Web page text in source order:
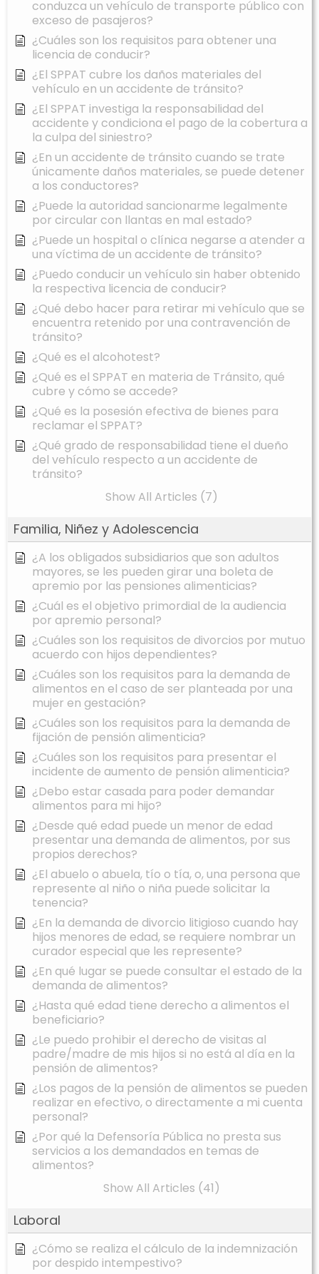
conduzca un vehículo de transporte público con
exceso de pasajeros?
¿Cuáles son los requisitos para obtener una
licencia de conducir?
¿El SPPAT cubre los daños materiales del
vehículo en un accidente de tránsito?
¿El SPPAT investiga la responsabilidad del
accidente y condiciona el pago de la cobertura a
la culpa del siniestro?
¿En un accidente de tránsito cuando se trate
únicamente daños materiales, se puede detener
a los conductores?
¿Puede la autoridad sancionarme legalmente
por circular con llantas en mal estado?
¿Puede un hospital o clínica negarse a atender a
una víctima de un accidente de tránsito?
¿Puedo conducir un vehículo sin haber obtenido
la respectiva licencia de conducir?
¿Qué debo hacer para retirar mi vehículo que se
encuentra retenido por una contravención de
tránsito?
¿Qué es el alcohotest?
¿Qué es el SPPAT en materia de Tránsito, qué
cubre y cómo se accede?
¿Qué es la posesión efectiva de bienes para
reclamar el SPPAT?
¿Qué grado de responsabilidad tiene el dueño
del vehículo respecto a un accidente de
tránsito?
Show All Articles (7)
Familia, Niñez y Adolescencia
¿A los obligados subsidiarios que son adultos
mayores, se les pueden girar una boleta de
apremio por las pensiones alimenticias?
¿Cuál es el objetivo primordial de la audiencia
por apremio personal?
¿Cuáles son los requisitos de divorcios por mutuo
acuerdo con hijos dependientes?
¿Cuáles son los requisitos para la demanda de
alimentos en el caso de ser planteada por una
mujer en gestación?
¿Cuáles son los requisitos para la demanda de
fijación de pensión alimenticia?
¿Cuáles son los requisitos para presentar el
incidente de aumento de pensión alimenticia?
¿Debo estar casada para poder demandar
alimentos para mi hijo?
¿Desde qué edad puede un menor de edad
presentar una demanda de alimentos, por sus
propios derechos?
¿El abuelo o abuela, tío o tía, o, una persona que
represente al niño o niña puede solicitar la
tenencia?
¿En la demanda de divorcio litigioso cuando hay
hijos menores de edad, se requiere nombrar un
curador especial que les represente?
¿En qué lugar se puede consultar el estado de la
demanda de alimentos?
¿Hasta qué edad tiene derecho a alimentos el
beneficiario?
¿Le puedo prohibir el derecho de visitas al
padre/madre de mis hijos si no está al día en la
pensión de alimentos?
¿Los pagos de la pensión de alimentos se pueden
realizar en efectivo, o directamente a mi cuenta
personal?
¿Por qué la Defensoría Pública no presta sus
servicios a los demandados en temas de
alimentos?
Show All Articles (41)
Laboral
¿Cómo se realiza el cálculo de la indemnización
por despido intempestivo?